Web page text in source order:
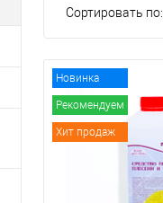
Сортировать по:
Новинка
Рекомендуем
Хит продаж